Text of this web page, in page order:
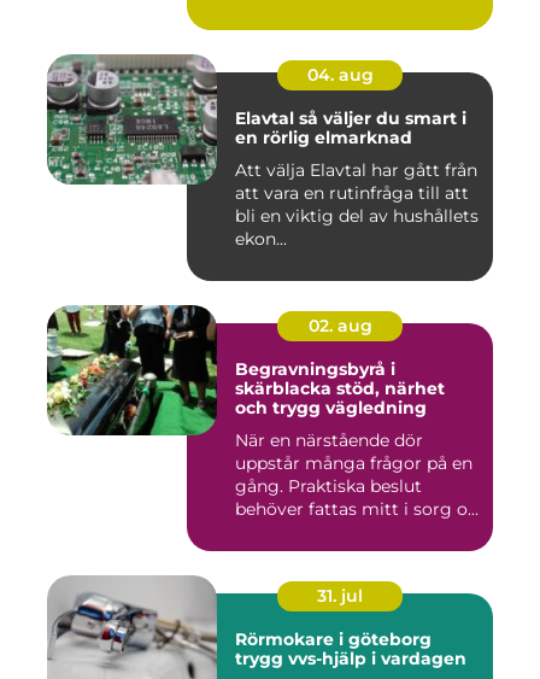
04. aug
Elavtal så väljer du smart i
en rörlig elmarknad
Att välja Elavtal har gått från
att vara en rutinfråga till att
bli en viktig del av hushållets
ekon...
02. aug
Begravningsbyrå i
skärblacka stöd, närhet
och trygg vägledning
När en närstående dör
uppstår många frågor på en
gång. Praktiska beslut
behöver fattas mitt i sorg o...
31. jul
Rörmokare i göteborg
trygg vvs-hjälp i vardagen